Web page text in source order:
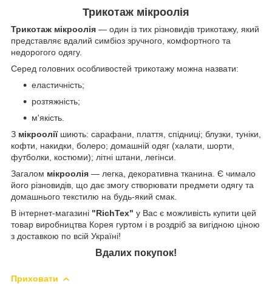
Трикотаж мікроолія
Трикотаж мікроолія — один із тих різновидів трикотажу, який
представляє вдалий симбіоз зручного, комфортного та
недорогого одягу.
Серед головних особливостей трикотажу можна назвати:
еластичність;
розтяжність;
м'якість.
З мікрооліїшиють: сарафани, плаття, спідниці; блузки, туніки,
кофти, накидки, болеро; домашній одяг (халати, шорти,
футболки, костюми); літні штани, легінси.
Загалом мікроолія — легка, декоративна тканина. Є чимало
його різновидів, що дає змогу створювати предмети одягу та
домашнього текстилю на будь-який смак.
В інтернет-магазині "RichTex" у Вас є можливість купити цей
товар виробництва Корея гуртом і в роздріб за вигідною ціною
з доставкою по всій Україні!
Вдалих покупок!
Приховати